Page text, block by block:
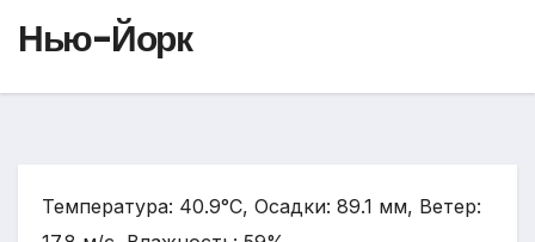
Нью-Йорк
Температура: 40.9°C, Осадки: 89.1 мм, Ветер: